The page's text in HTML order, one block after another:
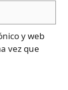
y web
vez que